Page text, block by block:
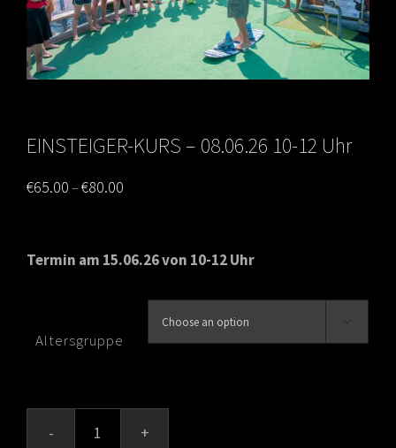
EINSTEIGER-KURS – 08.06.26 10-12 Uhr
€65.00–€80.00
€65.00
Termin am 15.06.26 von 10-12 Uhr
Altersgruppe